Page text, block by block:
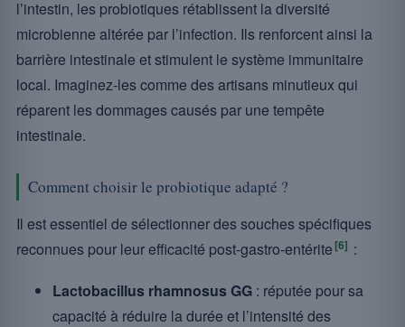
l’intestin, les probiotiques rétablissent la diversité
microbienne altérée par l’infection. Ils renforcent ainsi la
barrière intestinale et stimulent le système immunitaire
local. Imaginez-les comme des artisans minutieux qui
réparent les dommages causés par une tempête
intestinale.
Comment choisir le probiotique adapté ?
Il est essentiel de sélectionner des souches spécifiques
reconnues pour leur efficacité post-gastro-entérite [6] :
Lactobacillus rhamnosus GG : réputée pour sa
capacité à réduire la durée et l’intensité des